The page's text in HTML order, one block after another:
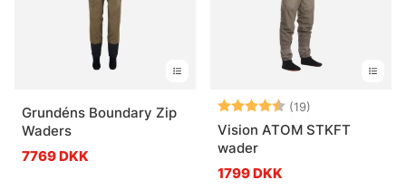
Grundéns Boundary Zip
Waders
7769 DKK
Vurdering: (19)
Vision ATOM STKFT
wader
1799 DKK